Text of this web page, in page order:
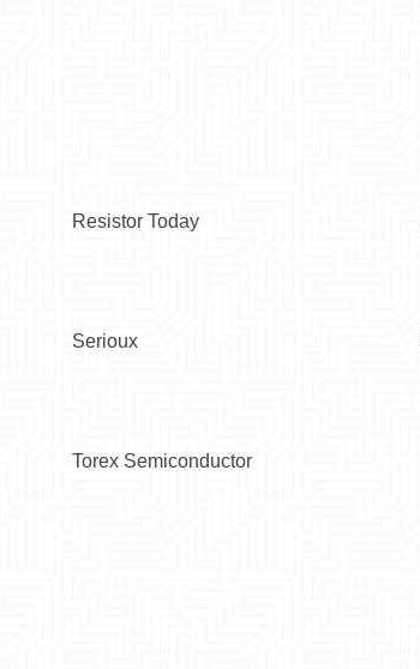
Resistor Today
Serioux
Torex Semiconductor